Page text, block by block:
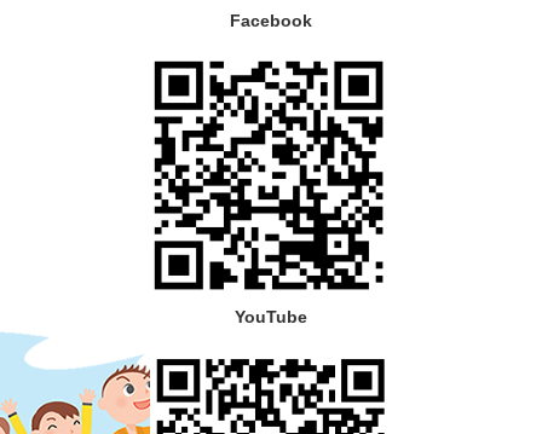
Facebook
YouTube